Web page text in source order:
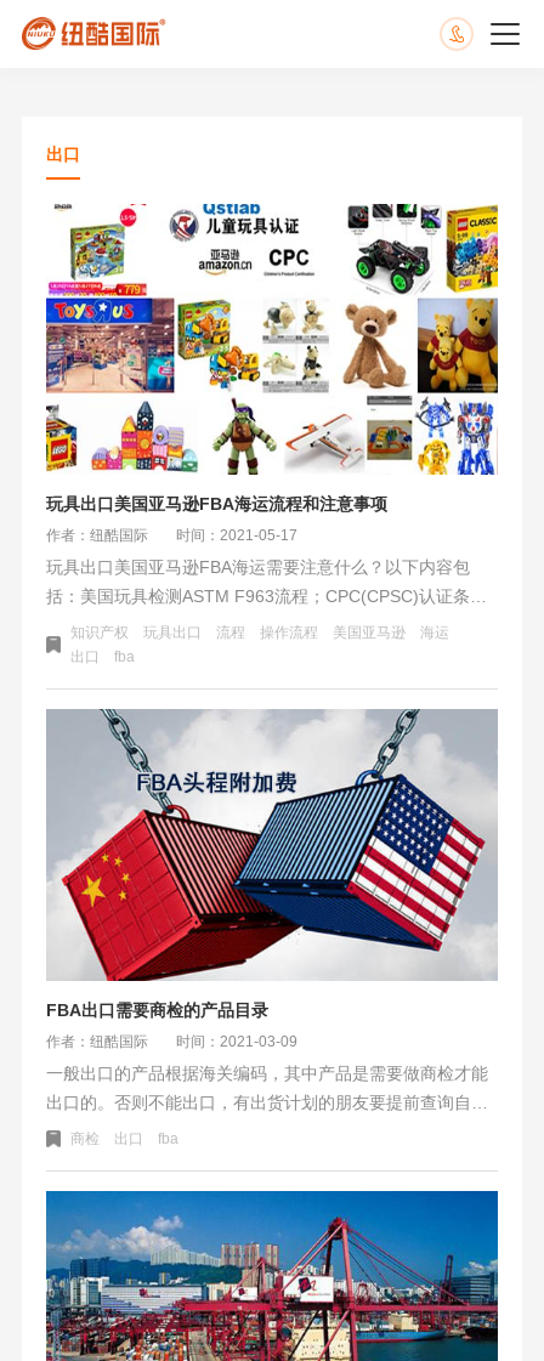
出口
玩具出口美国亚马逊FBA海运流程和注意事项
作者：纽酷国际 时间：2021-05-17
玩具出口美国亚马逊FBA海运需要注意什么？​以下内容包
括：美国玩具检测ASTM F963流程；CPC(CPSC)认证条件
和资料；ASTM F963安全检测项目内容；玩具出口美国的海
运流程。纽酷国际推出美国玩具专线，运输更安全、时效更
快捷。
知识产权 玩具出口 流程 操作流程 美国亚马逊
海运
出口
fba
FBA出口需要商检的产品目录
作者：纽酷国际 时间：2021-03-09
一般出口的产品根据海关编码，其中产品是需要做商检才能
出口的。否则不能出口，有出货计划的朋友要提前查询自己
的产品需不需要做商检，或者咨询货代。
具报告证明您的产品是符合规定的品质和数量。
商检 出口 fba